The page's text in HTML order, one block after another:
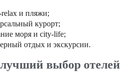
и пляжи;
курорт;
моря и city-life;
отдых и экскурсии.
выбор отелей